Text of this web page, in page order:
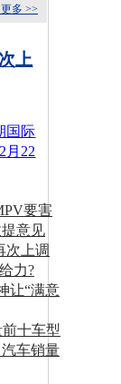
更多 >>
上
国际
月22
要害
意见
次上调
力?
让“满意
十车型
汽车销量